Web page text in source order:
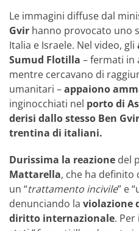
Le immagini diffuse dal
Gvir hanno provocato uno
Italia e Israele. Nel video, gli
Sumud Flotilla – fermati in
mentre cercavano di
umanitari –appaiono
inginocchiati nel porto di
derisi dallo stesso Ben Gvir
trentina di italiani.
Durissima la reazione del
Mattarella, che ha
un “trattamento incivile” e
denunciando la violazione
diritto internazionale.